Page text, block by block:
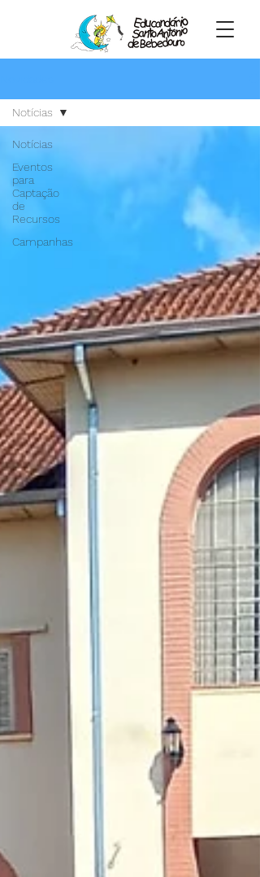
Notícias
Eventos
para
Captação
de
Recursos
Campanhas
Notícias